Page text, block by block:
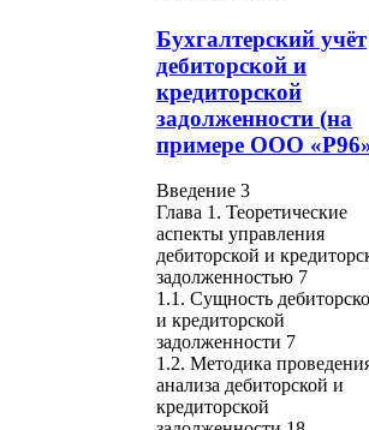
Бухгалтерский учёт
дебиторской и
кредиторской
задолженности (на
примере ООО
Введение 3
Глава 1. Теоретические
аспекты управления
дебиторской и
задолженностью 7
1.1. Сущность
и кредиторской
задолженности 7
1.2. Методика
анализа дебиторской и
кредиторской